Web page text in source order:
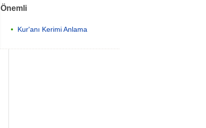
Önemli
Kur'anı Kerimi Anlama